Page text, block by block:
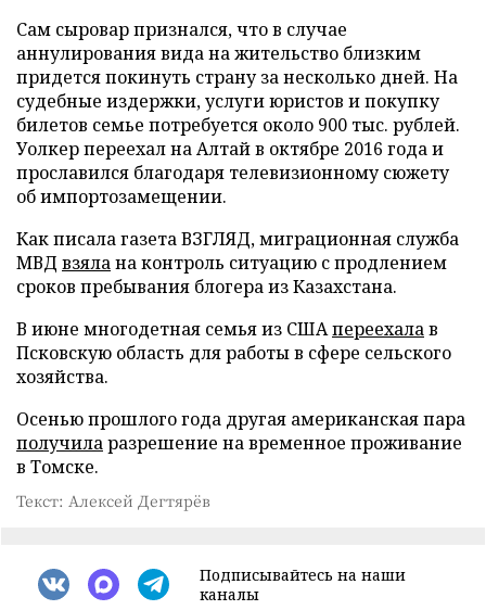
Сам сыровар признался, что в случае
аннулирования вида на жительство близким
придется покинуть страну за несколько дней. На
судебные издержки, услуги юристов и покупку
билетов семье потребуется около 900 тыс. рублей.
Уолкер переехал на Алтай в октябре 2016 года и
прославился благодаря телевизионному сюжету
об импортозамещении.
Как писала газета ВЗГЛЯД, миграционная служба
МВД взялана контроль ситуацию с продлением
сроков пребывания блогера из Казахстана.
В июне многодетная семья из СШАпереехалав
Псковскую область для работы в сфере сельского
хозяйства.
Осенью прошлого года другая американская пара
получиларазрешение на временное проживание
в Томске.
Текст: Алексей Дегтярёв
Подписывайтесь на наши
каналы